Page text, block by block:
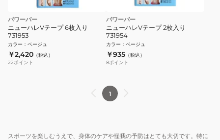
パワーバー
ニューハレVテープ 6枚入り
731953
カラー ： ベージュ
￥2,420 （税込）
22ポイント
パワーバー
ニューハレVテープ 2枚入り
731954
カラー ： ベージュ
￥935 （税込）
8ポイント
1
スポーツを楽しむうえで、身体のケアや怪我の予防はとても大切です。特に